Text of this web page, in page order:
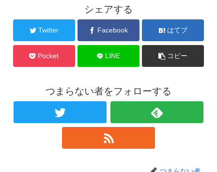
シェアする
Twitter Facebook はてブ
Pocket LINE コピー
つまらない者をフォローする